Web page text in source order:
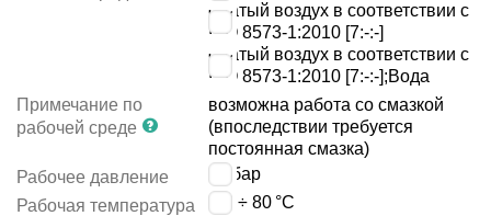
сжатый воздух в соответствии с
ISO 8573-1:2010 [7:-:-]
сжатый воздух в соответствии с
ISO 8573-1:2010 [7:-:-];Вода
Примечание по
рабочей среде
возможна работа со смазкой
(впоследствии требуется
постоянная смазка)
Рабочее давление
бар
Рабочая температура
-10 ÷ 80 °C